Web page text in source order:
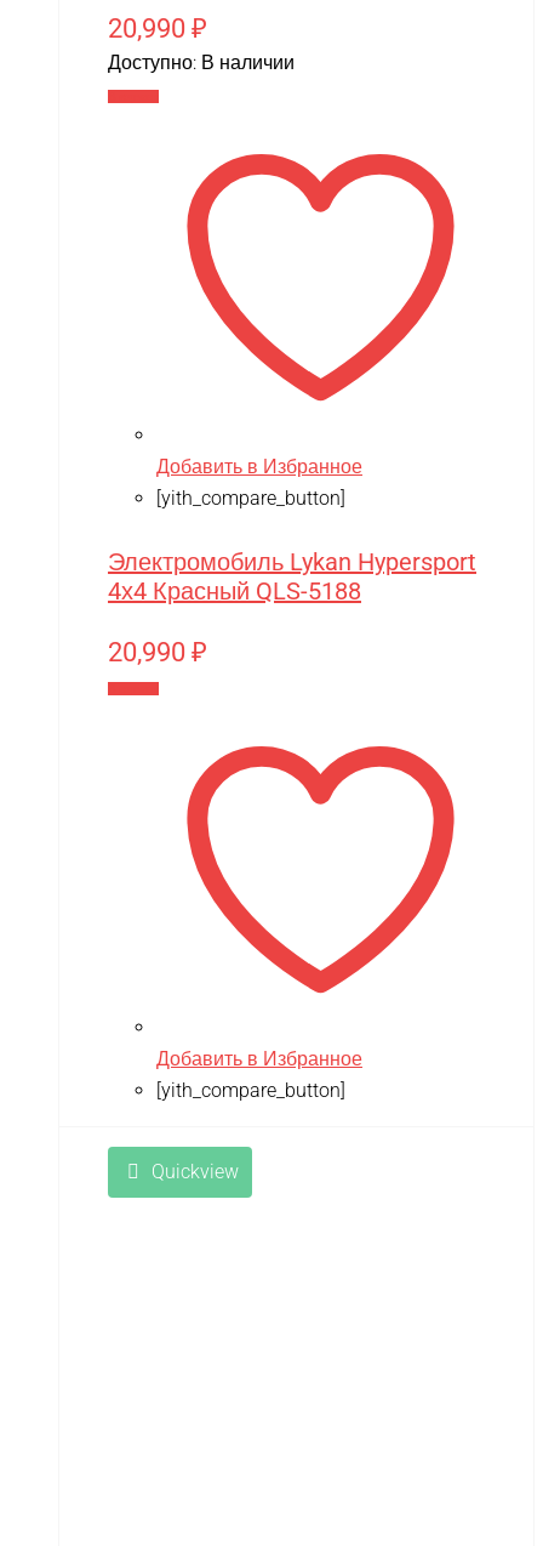
20,990 ₽
Доступно: В наличии
Добавить в Избранное
[yith_compare_button]
Электромобиль Lykan Hypersport
4х4 Красный QLS-5188
20,990 ₽
Добавить в Избранное
[yith_compare_button]
Quickview